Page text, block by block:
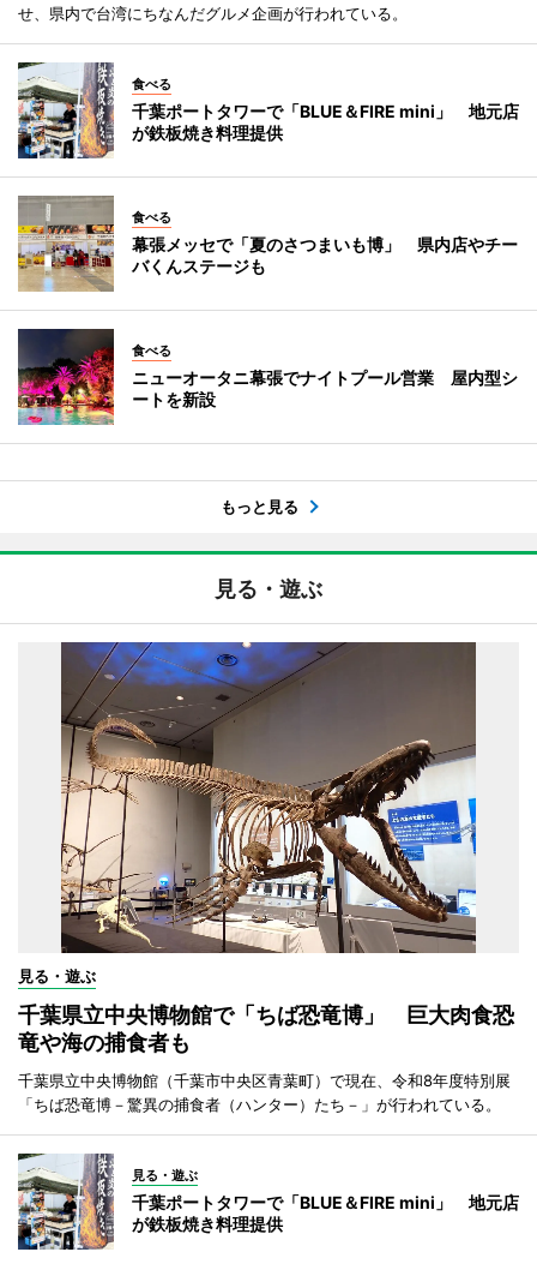
せ、県内で台湾にちなんだグルメ企画が行われている。
食べる
千葉ポートタワーで「BLUE＆FIRE mini」 地元店
が鉄板焼き料理提供
食べる
幕張メッセで「夏のさつまいも博」 県内店やチー
バくんステージも
食べる
ニューオータニ幕張でナイトプール営業 屋内型シ
ートを新設
もっと見る
見る・遊ぶ
見る・遊ぶ
千葉県立中央博物館で「ちば恐竜博」 巨大肉食恐
竜や海の捕食者も
千葉県立中央博物館（千葉市中央区青葉町）で現在、令和8年度特別展
「ちば恐竜博－驚異の捕食者（ハンター）たち－」が行われている。
見る・遊ぶ
千葉ポートタワーで「BLUE＆FIRE mini」 地元店
が鉄板焼き料理提供